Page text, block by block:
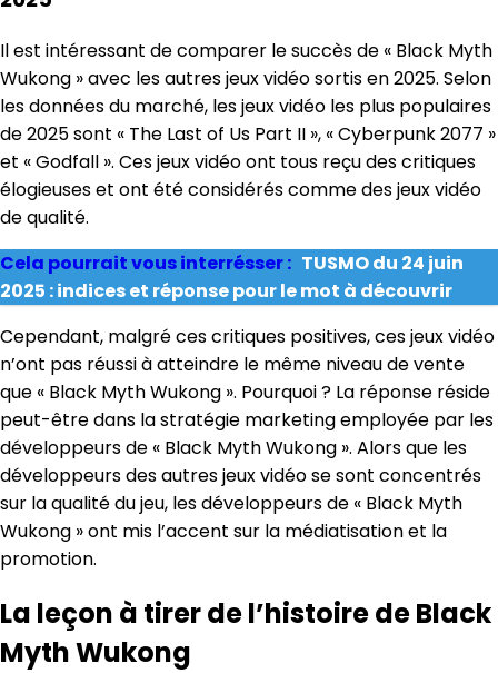
Il est intéressant de comparer le succès de « Black Myth
Wukong » avec les autres jeux vidéo sortis en 2025. Selon
les données du marché, les jeux vidéo les plus populaires
de 2025 sont « The Last of Us Part II », « Cyberpunk 2077 »
et « Godfall ». Ces jeux vidéo ont tous reçu des critiques
élogieuses et ont été considérés comme des jeux vidéo
de qualité.
Cela pourrait vous interrésser : TUSMO du 24 juin
2025 : indices et réponse pour le mot à découvrir
Cependant, malgré ces critiques positives, ces jeux vidéo
n’ont pas réussi à atteindre le même niveau de vente
que « Black Myth Wukong ». Pourquoi ? La réponse réside
peut-être dans la stratégie marketing employée par les
développeurs de « Black Myth Wukong ». Alors que les
développeurs des autres jeux vidéo se sont concentrés
sur la qualité du jeu, les développeurs de « Black Myth
Wukong » ont mis l’accent sur la médiatisation et la
promotion.
La leçon à tirer de l’histoire de Black
Myth Wukong